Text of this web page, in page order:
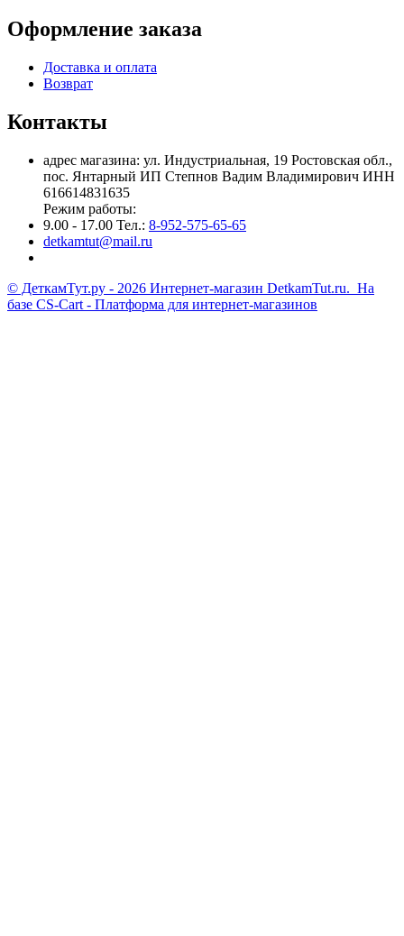
Оформление заказа
Доставка и оплата
Возврат
Контакты
адрес магазина: ул. Индустриальная, 19 Ростовская обл.,
пос. Янтарный ИП Степнов Вадим Владимирович ИНН
616614831635
Режим работы:
9.00 - 17.00 Тел.: 8-952-575-65-65
detkamtut@mail.ru
© ДеткамТут.ру - 2026 Интернет-магазин DetkamTut.ru. На
базе CS-Cart - Платформа для интернет-магазинов